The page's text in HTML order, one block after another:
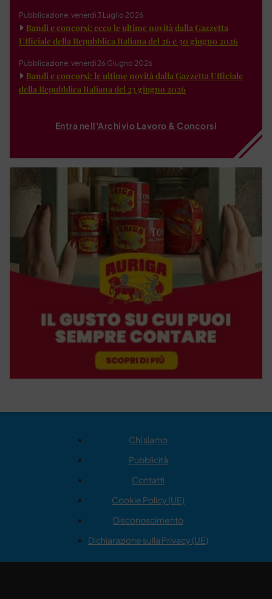
Pubblicazione: venerdì 3 Luglio 2026
Bandi e concorsi: ecco le ultime novità dalla Gazzetta
Ufficiale della Repubblica Italiana del 26 e 30 giugno 2026
Pubblicazione: venerdì 26 Giugno 2026
Bandi e concorsi: le ultime novità dalla Gazzetta Ufficiale
della Repubblica Italiana del 23 giugno 2026
Entra nell'Archivio Lavoro & Concorsi
Chi siamo
Pubblicità
Contatti
Cookie Policy (UE)
Disconoscimento
Dichiarazione sulla Privacy (UE)